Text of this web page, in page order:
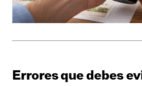
Errores que debes